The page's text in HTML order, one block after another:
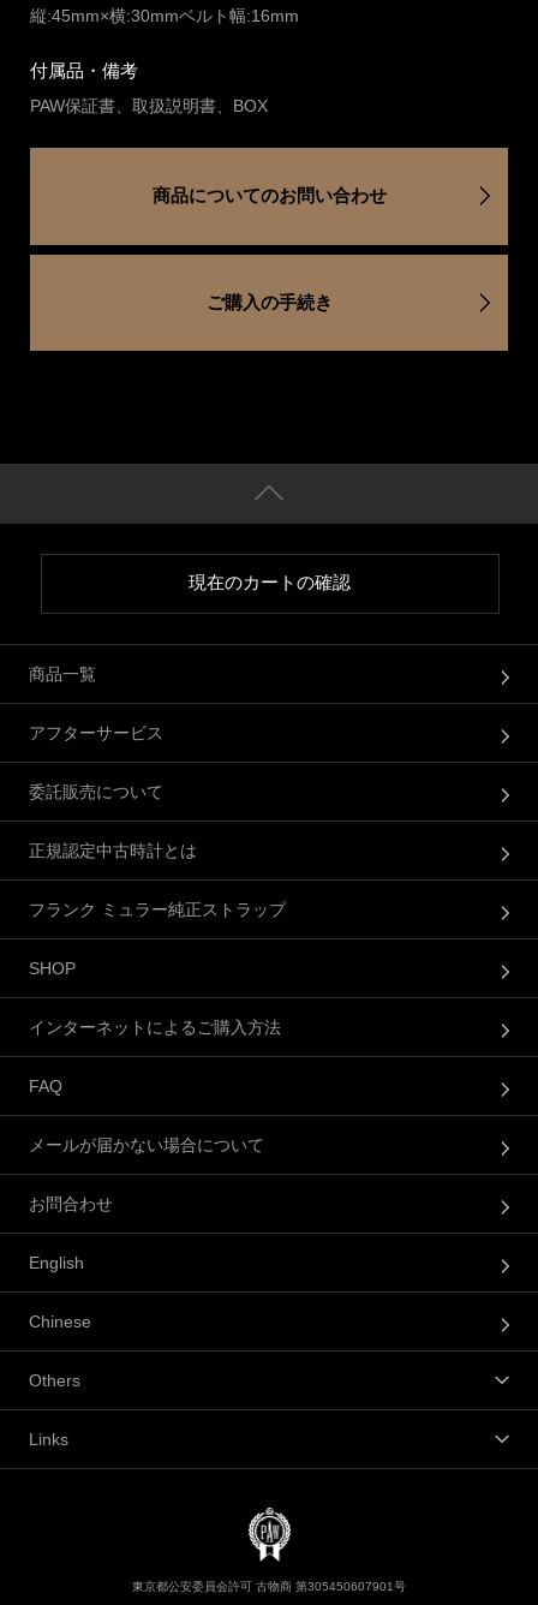
縦:45mm×横:30mmベルト幅:16mm
付属品・備考
PAW保証書、取扱説明書、BOX
商品についてのお問い合わせ
ご購入の手続き
現在のカートの確認
商品一覧
アフターサービス
委託販売について
正規認定中古時計とは
フランク ミュラー純正ストラップ
SHOP
インターネットによるご購入方法
FAQ
メールが届かない場合について
お問合わせ
English
Chinese
Others
Links
東京都公安委員会許可 古物商 第305450607901号